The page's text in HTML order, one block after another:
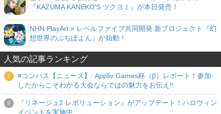
『KAZUMA KANEKO'S ツクヨミ』が本日発売！
NHN PlayArt × レベルファイブ共同開発 新プロジェクト『幻
想世界のぷちぽよん』が始動！
人気の記事ランキング
#コンパス【ニュース】: Appliv Games杯（β）レポート！参加
したからこそわかる大会ならではの魅力をお伝え!!
『リネージュ2 レボリューション』がアップデート！ハロウィン
イベントを実施中